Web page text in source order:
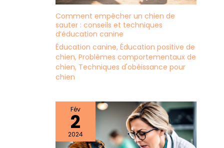
Comment empêcher un chien de
sauter : conseils et techniques
d’éducation canine
Éducation canine, Éducation positive de
chien, Problèmes comportementaux de
chien, Techniques d'obéissance pour
chien
Fév
2
2024